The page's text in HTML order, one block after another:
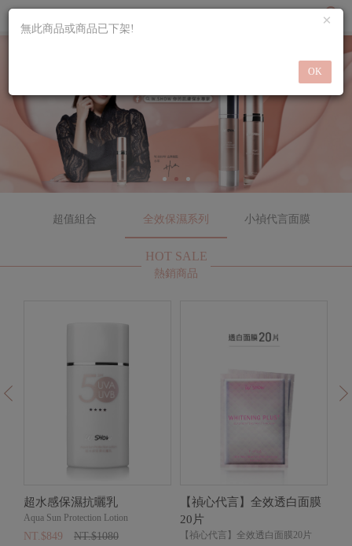
0
超值組合 全效保濕系列 小禎代言面膜
HOT SALE
熱銷商品
超水感保濕抗曬乳
Aqua Sun Protection Lotion
NT.$849 NT.$1080
【禎心代言】全效透白面膜
20片
【禎心代言】全效透白面膜20片
×
無此商品或商品已下架!
OK